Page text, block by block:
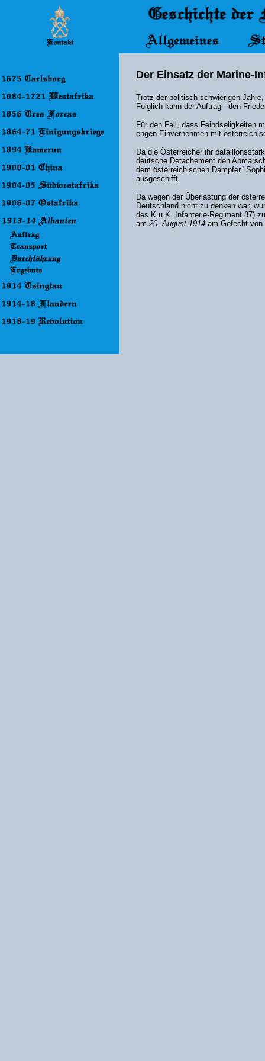
Der Einsatz der Marine-
Trotz der politisch schwierigen
Folglich kann der Auftrag - den
Für den Fall, dass Feindseligkeiten
engen Einvernehmen mit
Da die Österreicher ihr
deutsche Detachement den
dem österreichischen Dampfer
ausgeschifft.
Da wegen der Überlastung der
Deutschland nicht zu denken war,
des K.u.K. Infanterie-Regiment 87)
am 20. August 1914 am Gefecht von